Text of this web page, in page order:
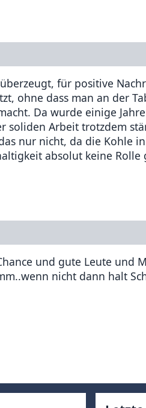
für positive
ohne dass man an der
Da wurde einige
soliden Arbeit trotzdem
nur nicht, da die Kohle
absolut keine
und gute Leute und
nicht dann halt